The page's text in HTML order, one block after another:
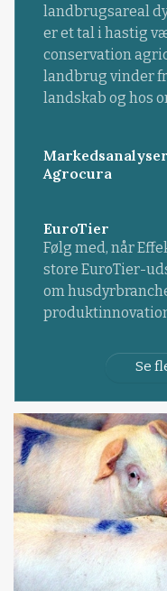
landbrugsareal
er et tal i hastig
conservation
landbrug vinder
landskab og hos
Agrocura
EuroTier
Følg med, når
store EuroTier-
om
Se